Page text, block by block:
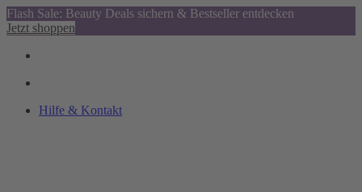
Flash Sale: Beauty Deals sichern & Bestseller entdecken
Jetzt shoppen
Hilfe & Kontakt